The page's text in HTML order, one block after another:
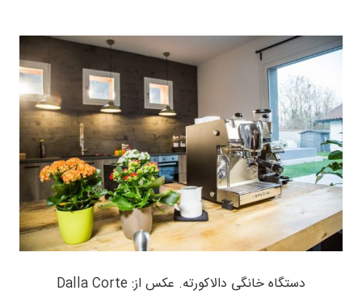
دستگاه خانگی دالاکورته. عکس از: Dalla Corte